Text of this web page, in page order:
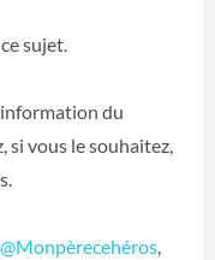
sujet.
du
si vous le souhaitez,
@Monpèrecehéros,